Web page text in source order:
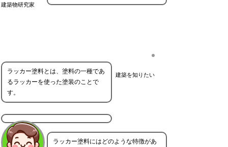
建築物研究家
建築を知りたい
ラッカー塗料とは、塗料の一種であ
るラッカーを使った塗装のことで
す。
ラッカー塗料にはどのような特徴があ